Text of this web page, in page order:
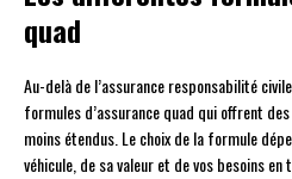
quad
Au-delà de l’assurance responsabilité
formules d’assurance quad qui offrent
moins étendus. Le choix de la formule
véhicule, de sa valeur et de vos besoins en